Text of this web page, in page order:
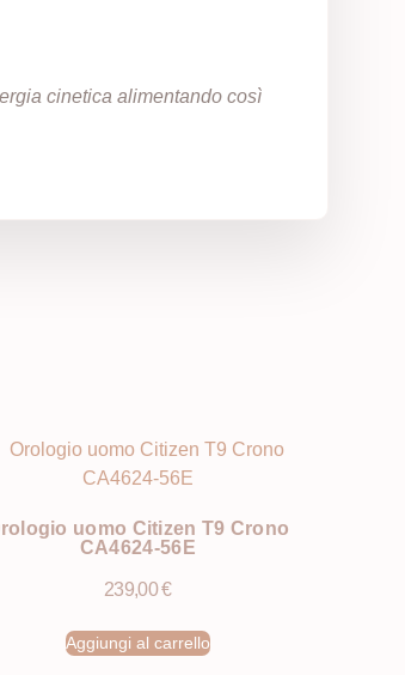
cinetica alimentando così
uomo Citizen T9 Crono
CA4624-56E
239,00€
Aggiungi al carrello